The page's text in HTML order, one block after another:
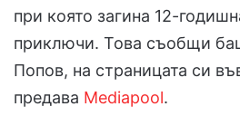
при която загина 12-
приключи. Това съобщи
Попов, на страницата си
предава Mediapool.